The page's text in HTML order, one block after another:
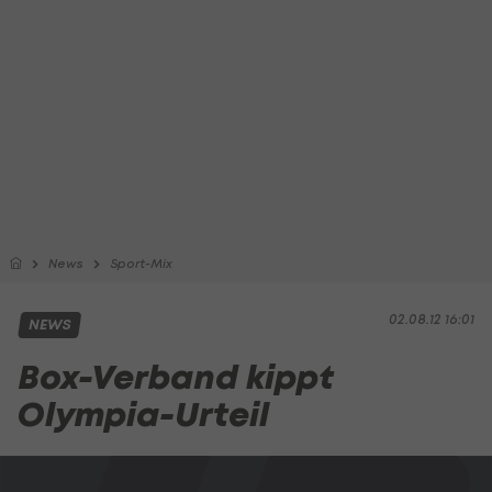
News Sport-Mix
02.08.12 16:01
NEWS
Box-Verband kippt
Olympia-Urteil